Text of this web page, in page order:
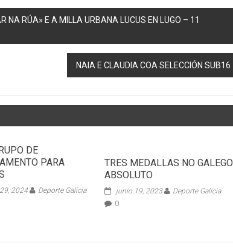
NA RÚA» E A MILLA URBANA LUCUS EN LUGO – 11
NAIA E CLAUDIA COA SELECCIÓN SUB16
DE
PARA
2024
Deporte Galicia
TRES MEDALLAS NO GALEGO
ABSOLUTO
junio 19, 2023
Deporte Galicia
0